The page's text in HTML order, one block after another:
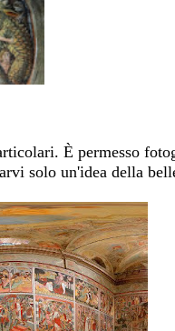
È permesso
solo un'idea della